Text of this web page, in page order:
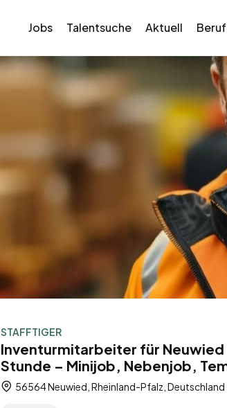
Jobs Talentsuche Aktuell
STAFFTIGER
Inventurmitarbeiter für
Stunde – Minijob, Nebenjob,
56564 Neuwied, Rheinland-Pfalz, Deutschland